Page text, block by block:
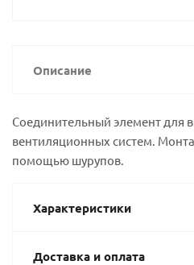
Описание
Соединительный элемент для
вентиляционных систем.
помощью шурупов.
Характеристики
Доставка и оплата